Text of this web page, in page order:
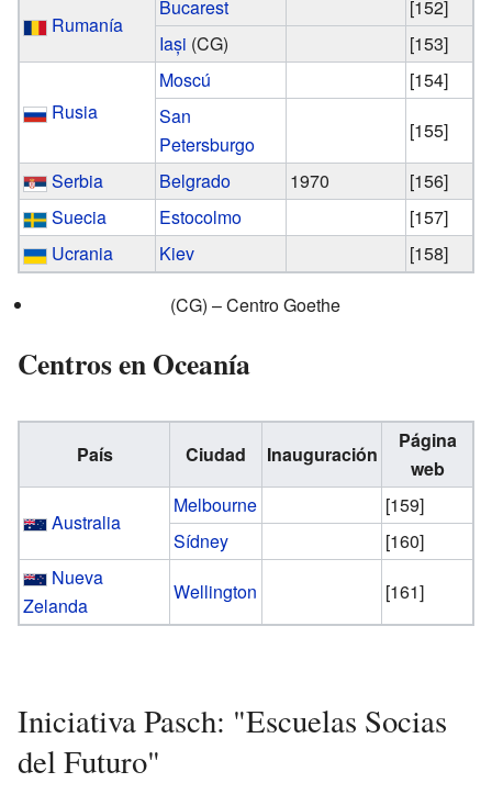
Rumanía
Bucarest
[152]
Iași (CG) [153]
Rusia
Moscú
[154]
San
Petersburgo
[155]
Serbia
Belgrado 1970
[156]
Suecia
Estocolmo
[157]
Ucrania
Kiev [158]
(CG) –Centro Goethe
Centros en Oceanía
País Ciudad Inauguración
Página
web
Australia
Melbourne
[159]
Sídney
[160]
Nueva
Zelanda
Wellington [161]
Iniciativa Pasch: "Escuelas Socias
del Futuro"